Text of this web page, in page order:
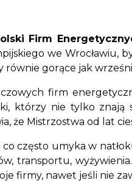
Firm
we Wrocławiu,
równie gorące jak
firm
którzy nie tylko
że Mistrzostwa od lat
często umyka w
transportu,
firmy, nawet jeśli nie